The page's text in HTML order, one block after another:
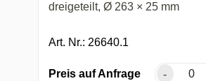
dreigeteilt, Ø 263 × 25 mm
Art. Nr.: 26640.1
Preis auf Anfrage -